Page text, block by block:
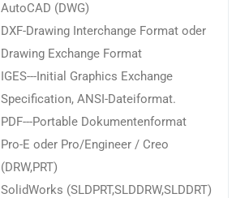
AutoCAD (DWG)
DXF-Drawing Interchange Format oder
Drawing Exchange Format
IGES---Initial Graphics Exchange
Specification, ANSI-Dateiformat.
PDF---Portable Dokumentenformat
Pro-E oder Pro/Engineer / Creo
(DRW,PRT)
SolidWorks (SLDPRT,SLDDRW,SLDDRT)